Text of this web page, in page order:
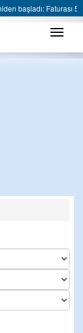
başladı: Faturası 5
Menü